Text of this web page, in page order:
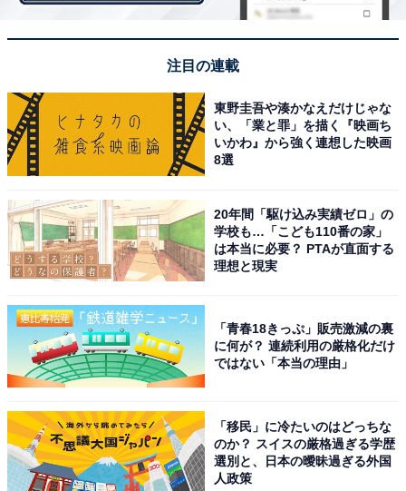
「富山市は医療機関や商業施設が充実していて、交
通の利便性も高く安心して老後を過ごせると思った
からです」（10代男性／岩手県）
「コンパクトシティ政策が進んでおり、公共交通機
関が整備されているため、車を手放した後も移動に
困らない生活ができるから」（30代女性／長崎県）
「北アルプスの雄大な自然と日本海の豊かな海の両
方に恵まれながら、都市機能がコンパクトにまとま
っている点が大きな魅力です」（50代男性／青森
注目の連載
東野圭吾や湊かなえだけじゃな
い、「業と罪」を描く『映画ち
いかわ』から強く連想した映画
8選
20年間「駆け込み実績ゼロ」の
学校も…「こども110番の家」
は本当に必要？ PTAが直面する
理想と現実
「青春18きっぷ」販売激減の裏
に何が？ 連続利用の厳格化だけ
ではない「本当の理由」
「移民」に冷たいのはどっちな
のか？ スイスの厳格過ぎる学歴
選別と、日本の曖昧過ぎる外国
人政策